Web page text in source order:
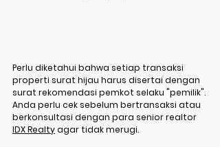
Perlu diketahui bahwa setiap transaksi
properti surat hijau harus disertai dengan
surat rekomendasi pemkot selaku "pemilik".
Anda perlu cek sebelum bertransaksi atau
berkonsultasi dengan para senior realtor
IDX Realty agar tidak merugi.